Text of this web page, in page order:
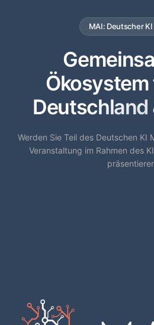
MAI: Deutscher
Ökosystem
Deutschland
Werden Sie Teil des Deutschen KI
Veranstaltung im Rahmen des